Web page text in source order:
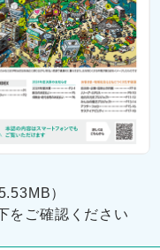
）
をご確認ください